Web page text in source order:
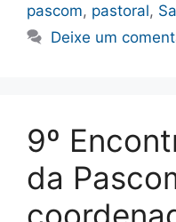
pascom, pastoral,
Deixe um
9º
da